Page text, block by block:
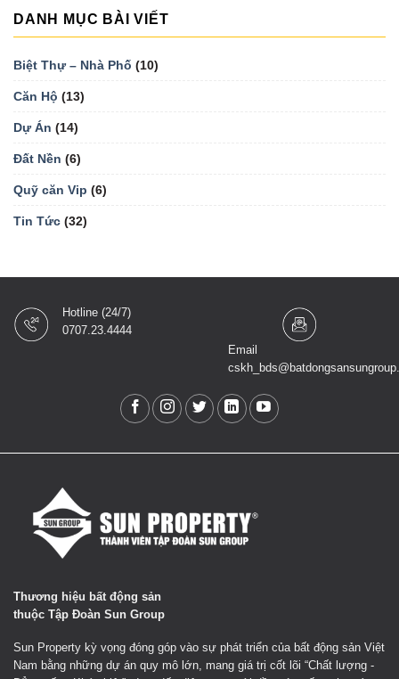
DANH MỤC BÀI VIẾT
Biệt Thự – Nhà Phố (10)
Căn Hộ (13)
Dự Án (14)
Đất Nền (6)
Quỹ căn Vip (6)
Tin Tức (32)
Hotline (24/7)
0707.23.4444
Email
Thương hiệu bất động sản
thuộc Tập Đoàn Sun Group
Sun Property kỳ vọng đóng góp vào sự phát triển của bất động sản Việt
Nam bằng những dự án quy mô lớn, mang giá trị cốt lõi “Chất lượng -